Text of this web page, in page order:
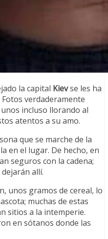
la capital Kievse les ha
verdaderamente
incluso llorando al
atentos a su amo.
que se marche de la
en el lugar. De hecho, en
seguros con la cadena;
allí.
unos gramos de cereal, lo
muchas de estas
sitios a la intemperie.
en sótanos donde las